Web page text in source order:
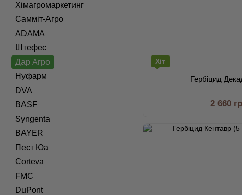
Хіт
Гербіцид
2 660
Хімагромаркетинг
Самміт-Агро
ADAMA
Штефес
Дар Агро
Нуфарм
DVA
BASF
Syngenta
BAYER
Пест Юа
Corteva
FMC
DuPont